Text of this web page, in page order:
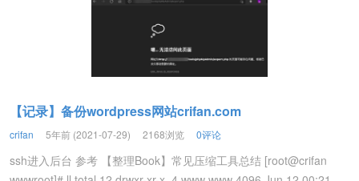
【记录】备份wordpress网站crifan.com
crifan 5年前 (2021-07-29) 2168浏览 0评论
ssh进入后台 参考 【整理Book】常见压缩工具总结 [root@crifan